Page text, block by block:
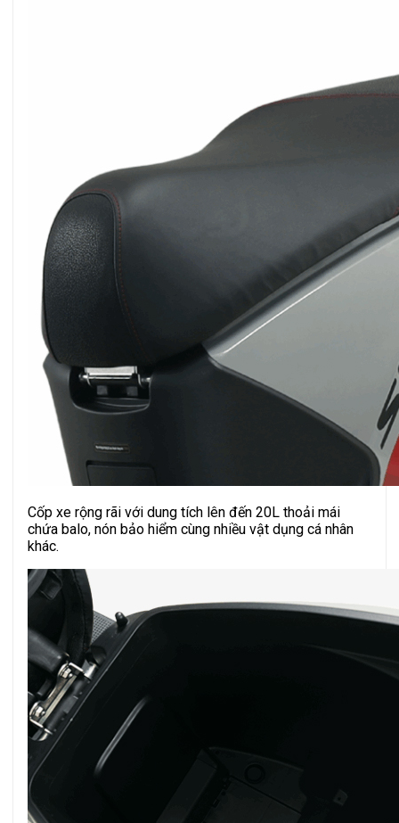
Cốp xe rộng rãi với dung tích lên đến 20L thoải mái
chứa balo, nón bảo hiểm cùng nhiều vật dụng cá nhân
khác.